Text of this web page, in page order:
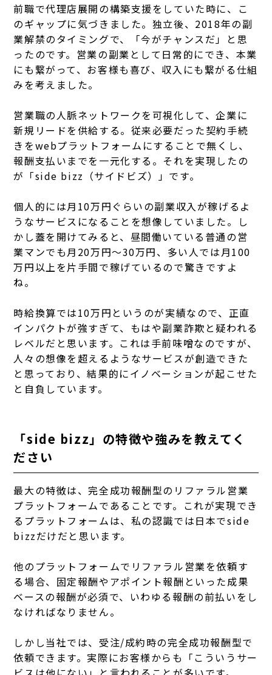
前職で代理店展開の構築支援をしていた時に、こ
のギャップに気づきました。独立後、2018年の副
業解禁のタイミングで、「今がチャンスだ」と思
ったのです。営業の副業として日常的にでき、本業
にも繋がって、お客様も喜び、収入にも繋がる仕組
みを考えました。
営業職の人脈ネットワークを可視化して、企業に
新規リードを供給する。従来必要だった契約手続
きをwebプラットフォームにすることで無くし、
報酬支払いまでを一元化する。それを実現したの
が「side bizz（サイドビズ）」です。
個人的には月10万円ぐらいの副業収入が稼げるよ
うなサービスになることを想像していました。
し
かし蓋を開けてみると、昼間働いている普通の営
業マンでも月20万円～30万円、多い人では月100
万円以上を片手間で稼げているので驚きですよ
ね。
時給換算では10万円というのが実績なので、正直
インパクトが強すぎて、もはや副業詐欺と疑われる
レベルだと思います。 これは手前味噌なのですが、
人々の想像を超えるようなサービスが創造できた
と思っており、結果的にイノベーションが起こせた
と自負しています。
「side bizz」の特徴や強みを教えてく
ださい
最大の特徴は、完全成功報酬型のリファラル営業
プラットフォームであることです。これが実現でき
るプラットフォームは、私の認識では日本でside
bizzだけだと思います。
他のプラットフォームでリファラル営業を依頼す
る場合、固定報酬やアポイント報酬といった成果
ベースの報酬が必須で、いわゆる報酬の前払いをし
なければなりません。
しかし当社では、受注/成約時の完全成功報酬型で
依頼できます。実際にお客様からも「こういうサー